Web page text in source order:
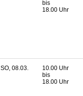
bis
18.00 Uhr
SO, 08.03.
10.00 Uhr
bis
18.00 Uhr